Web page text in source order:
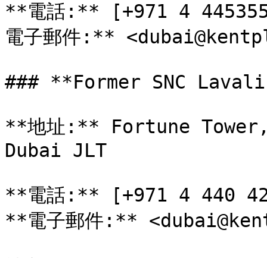
**電話:** [+971 4
電子郵件:**
### **Former SNC
**地址:** Fortune
Dubai JLT
**電話:** [+971 4 440
**電子郵件:**